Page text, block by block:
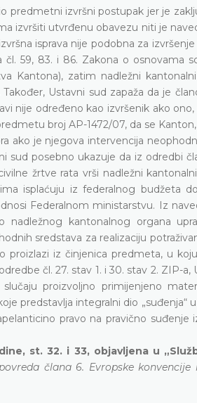
predmetni izvršni postupak jer je
izvršiti utvrđenu obavezu niti je
isprava nije podobna za
59, 83. i 86. Zakona o osnovama
Kantona), zatim nadležni
Ustavni sud zapaža da je
nije određeno kao izvršenik ako
broj AP-1472/07, da se
ako je njegova intervencija
sud posebno ukazuje da iz odredbi
žrtve rata vrši nadležni
isplaćuju iz federalnog budžeta
Federalnom ministarstvu. Iz
nadležnog kantonalnog organa
sredstava za realizaciju
proizlazi iz činjenica predmeta, u
čl. 27. stav 1. i 30. stav 2. ZIP-a,
proizvoljno primijenjeno
predstavlja integralni dio „suđenja“
pravo na pravično suđenje
st. 32. i 33, objavljena u
člana 6. Evropske konvencije